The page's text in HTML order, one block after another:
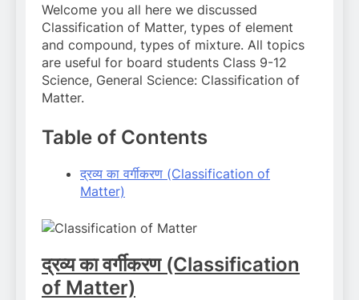
Welcome you all here we discussed
Classification of Matter, types of element
and compound, types of mixture. All topics
are useful for board students Class 9-12
Science, General Science: Classification of
Matter.
Table of Contents
द्रव्य का वर्गीकरण (Classification of
Matter)
द्रव्य का वर्गीकरण (Classification
of Matter)